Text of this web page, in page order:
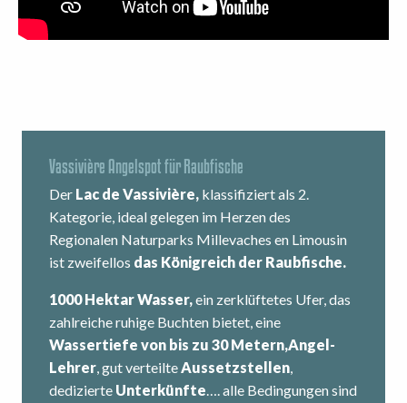
Vassivière Angelspot für Raubfische
Der Lac de Vassivière, klassifiziert als 2.
Kategorie, ideal gelegen im Herzen des
Regionalen Naturparks Millevaches en Limousin
ist zweifellos das Königreich der Raubfische.
1000 Hektar Wasser,ein zerklüftetes Ufer, das
zahlreiche ruhige Buchten bietet, eine
Wassertiefe von bis zu 30 Metern,Angel-
Lehrer, gut verteilteAussetzstellen,
dedizierte Unterkünfte…. alle Bedingungen sind